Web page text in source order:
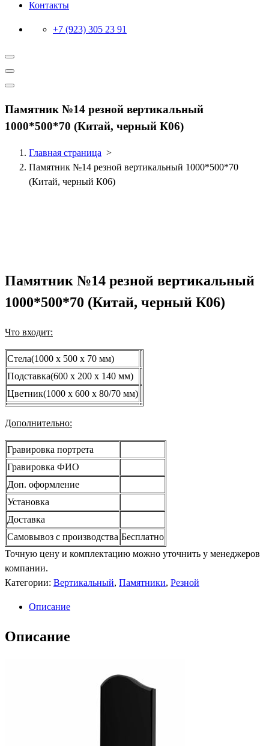
Контакты
+7 (923) 305 23 91
Памятник №14 резной вертикальный
1000*500*70 (Китай, черный К06)
Главная страница >
Памятник №14 резной вертикальный 1000*500*70
(Китай, черный К06)
Памятник №14 резной вертикальный
1000*500*70 (Китай, черный К06)
Что входит:
Стела(1000 x 500 x 70 мм)
Подставка(600 x 200 x 140 мм)
Цветник(1000 x 600 x 80/70 мм)
Дополнительно:
Гравировка портрета
Гравировка ФИО
Доп. оформление
Установка
Доставка
Самовывоз с производства Бесплатно
Точную цену и комплектацию можно уточнить у менеджеров
компании.
Категории: Вертикальный, Памятники, Резной
Описание
Описание